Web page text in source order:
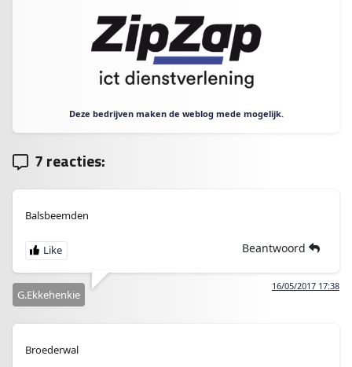
Deze bedrijven maken de weblog mede mogelijk.
7 reacties:
Balsbeemden
Beantwoord
16/05/2017 17:38
G.Ekkehenkie
Broederwal